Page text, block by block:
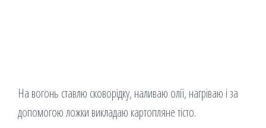
На вогонь ставлю сковорідку, наливаю олії, нагріваю і за
допомогою ложки викладаю картопляне тісто.